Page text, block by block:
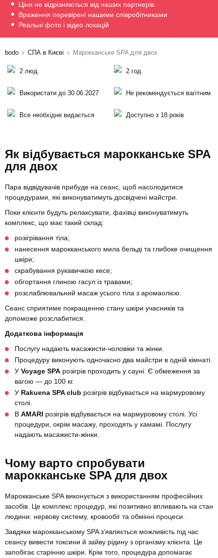
Ціни не відрізняються від наших партнерів
Враження перевірені нашими співробітниками
Реальні фото і відео локацій
bodo СПА в Києві Марокканське SPA для двох
2 люд. 2 год.
Використати до 30.06.2027 Не рекомендується вагітним
Все необхідне видається Доступно з 18 років
Як відбувається марокканське SPA
для двох
Пара відвідувачів прибуде на сеанс, щоб насолодитися
процедурами, які виконуватимуть досвідчені майстри.
Поки клієнти будуть релаксувати, фахівці виконуватимуть
комплекс, що має такий склад:
розігрівання тіла;
нанесення марокканського мила бельді та глибоке очищення
шкіри;
скрабування рукавичкою кесе;
обгортання глиною гасул із травами;
розслаблювальний масаж усього тіла з аромаолією.
Сеанс сприятиме покращенню стану шкіри учасників та
допоможе розслабитися.
Додаткова інформація
Послугу надають масажисти-чоловіки та жінки.
Процедуру виконують одночасно два майстри в одній кімнаті.
У Voyage SPA розігрів проходить у сауні. Є обмеження за
вагою — до 100 кг.
У Rakuena SPA club розігрів відбувається на мармуровому
столі.
В AMARI розігрів відбувається на мармуровому столі. Усі
процедури, окрім масажу, проходять у хамамі. Послугу
надають масажисти-жінки.
Чому варто спробувати
марокканське SPA для двох
Марокканське SPA виконується з використанням професійних
засобів. Це комплекс процедур, які позитивно впливають на стан
людини: нервову систему, кровообіг та обмінні процеси.
Завдяки марокканському SPA з’являється можливість під час
сеансу вивести токсини й зайву рідину з організму клієнта. Це
запобігає старінню шкіри. Крім того, процедура допомагає